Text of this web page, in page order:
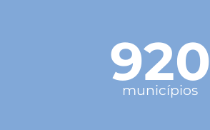
920
municípios